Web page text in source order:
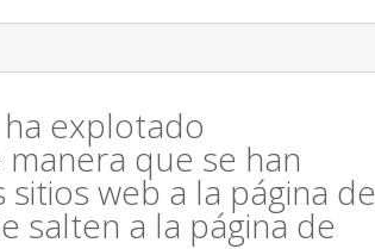
ha explotado
que se han
web a la página de
salten a la página de